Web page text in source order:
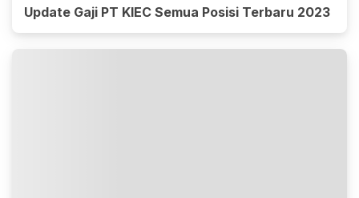
Update Gaji PT KIEC Semua Posisi Terbaru 2023